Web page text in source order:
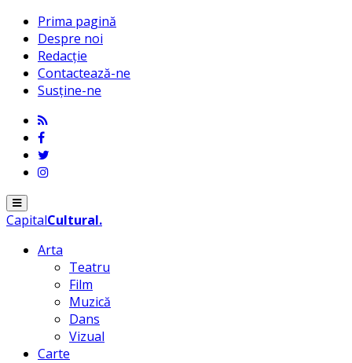
Prima pagină
Despre noi
Redacție
Contactează-ne
Susține-ne
Menu
CapitalCultural.
Arta
Teatru
Film
Muzică
Dans
Vizual
Carte